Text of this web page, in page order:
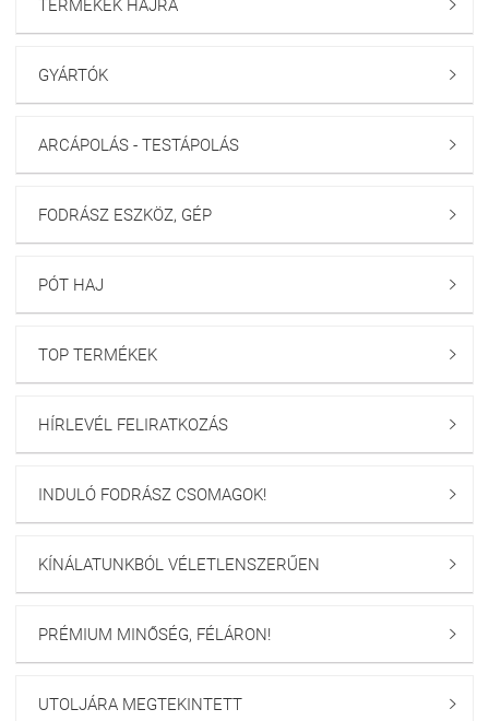
TERMÉKEK HAJRA 
GYÁRTÓK 
ARCÁPOLÁS - TESTÁPOLÁS 
FODRÁSZ ESZKÖZ, GÉP 
PÓT HAJ 
TOP TERMÉKEK 
HÍRLEVÉL FELIRATKOZÁS 
INDULÓ FODRÁSZ CSOMAGOK! 
KÍNÁLATUNKBÓL VÉLETLENSZERŰEN 
PRÉMIUM MINŐSÉG, FÉLÁRON! 
UTOLJÁRA MEGTEKINTETT 